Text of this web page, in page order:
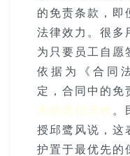
的免责条款，即
法律效力。很多
为只要员工自愿
依据为《合同
定，合同中的免
害的责任无效 。
授邱鹭风说，这
护置于最优先的